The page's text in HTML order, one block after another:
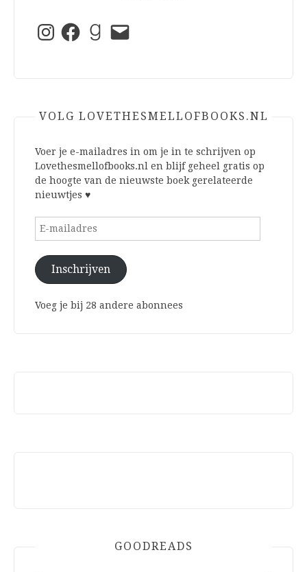
InstagramFacebookGoodreads
E-
mail
VOLG LOVETHESMELLOFBOOKS.NL
Voer je e-mailadres in om je in te schrijven op
Lovethesmellofbooks.nl en blijf geheel gratis op
de hoogte van de nieuwste boek gerelateerde
nieuwtjes ♥
E-
Inschrijven
Voeg je bij 28 andere abonnees
GOODREADS